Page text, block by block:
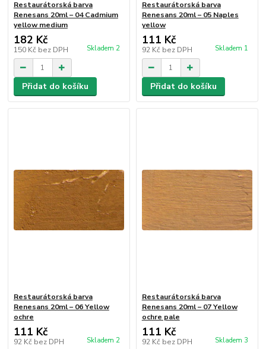
Restaurátorská barva
Renesans 20ml – 04 Cadmium
yellow medium
182 Kč
150 Kč bez DPH Skladem 2
Přidat do košíku
Restaurátorská barva
Renesans 20ml – 05 Naples
yellow
111 Kč
92 Kč bez DPH Skladem 1
Přidat do košíku
Restaurátorská barva
Renesans 20ml – 06 Yellow
ochre
111 Kč
92 Kč bez DPH Skladem 2
Restaurátorská barva
Renesans 20ml – 07 Yellow
ochre pale
111 Kč
92 Kč bez DPH Skladem 3